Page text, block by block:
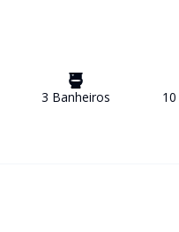
3 Banheiros 10